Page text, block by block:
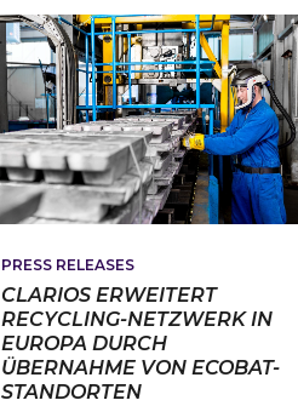
FESTIVAL
OF
SPEED
PRESS RELEASES
CLARIOS ERWEITERT
RECYCLING-NETZWERK IN
EUROPA DURCH
ÜBERNAHME VON ECOBAT-
STANDORTEN